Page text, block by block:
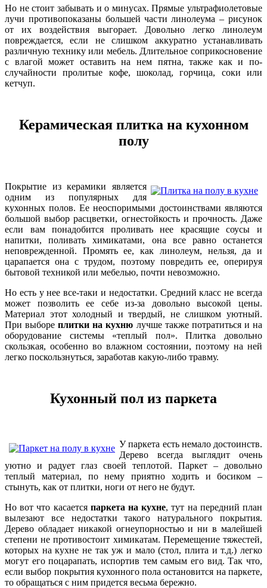
Но не стоит забывать и о минусах. Прямые ультрафиолетовые
лучи противопоказаны большей части линолеума – рисунок
от их воздействия выгорает. Довольно легко линолеум
повреждается, если не слишком аккуратно устанавливать
различную технику или мебель. Длительное соприкосновение
с влагой может оставить на нем пятна, также как и по-
случайности пролитые кофе, шоколад, горчица, соки или
кетчуп.
Керамическая плитка на кухонном
полу
Покрытие из керамики является
одним из популярных для
кухонных полов. Ее неоспоримыми достоинствами являются
большой выбор расцветки, огнестойкость и прочность. Даже
если вам понадобится проливать нее красящие соусы и
напитки, поливать химикатами, она все равно останется
неповрежденной. Промять ее, как линолеум, нельзя, да и
царапается она с трудом, поэтому повредить ее, оперируя
бытовой техникой или мебелью, почти невозможно.
Но есть у нее все-таки и недостатки. Средний класс не всегда
может позволить ее себе из-за довольно высокой цены.
Материал этот холодный и твердый, не слишком уютный.
При выбореплитки на кухню лучше также потратиться и на
оборудование системы «теплый пол». Плитка довольно
скользкая, особенно во влажном состоянии, поэтому на ней
легко поскользнуться, заработав какую-либо травму.
Кухонный пол из паркета
У паркета есть немало достоинств.
Дерево всегда выглядит очень
уютно и радует глаз своей теплотой. Паркет – довольно
теплый материал, по нему приятно ходить и босиком –
стынуть, как от плитки, ноги от него не будут.
Но вот что касается паркета на кухне, тут на передний план
вылезают все недостатки такого натурального покрытия.
Дерево обладает никакой огнеупорностью и ни в малейшей
степени не противостоит химикатам. Перемещение тяжестей,
которых на кухне не так уж и мало (стол, плита и т.д.) легко
могут его поцарапать, испортив тем самым его вид. Так что,
если выбор покрытия кухонного пола остановится на паркете,
то обращаться с ним придется весьма бережно.